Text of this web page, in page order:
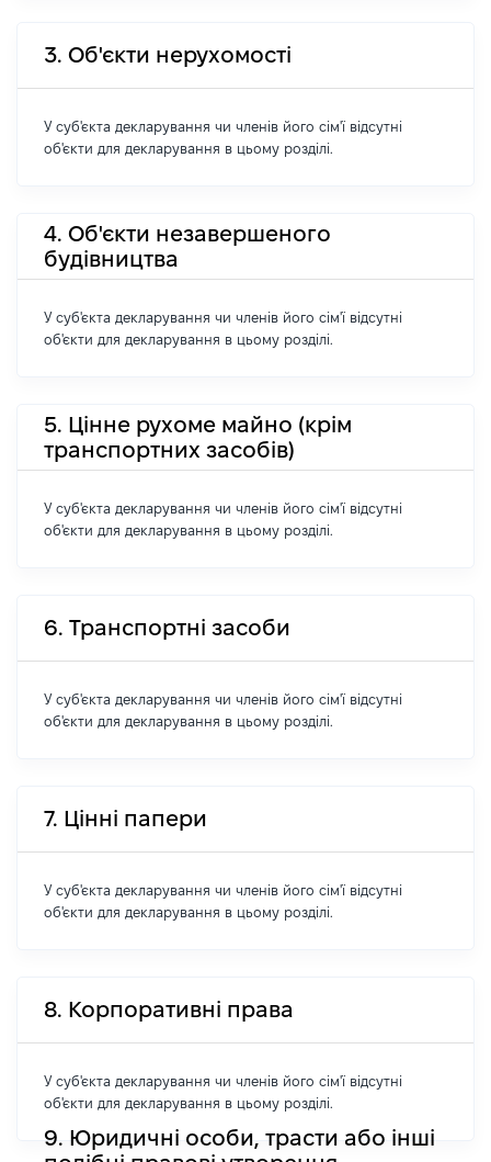
3. Об'єкти нерухомості
У суб'єкта декларування чи членів його сім'ї відсутні
об'єкти для декларування в цьому розділі.
4. Об'єкти незавершеного
будівництва
У суб'єкта декларування чи членів його сім'ї відсутні
об'єкти для декларування в цьому розділі.
5. Цінне рухоме майно (крім
транспортних засобів)
У суб'єкта декларування чи членів його сім'ї відсутні
об'єкти для декларування в цьому розділі.
6. Транспортні засоби
У суб'єкта декларування чи членів його сім'ї відсутні
об'єкти для декларування в цьому розділі.
7. Цінні папери
У суб'єкта декларування чи членів його сім'ї відсутні
об'єкти для декларування в цьому розділі.
8. Корпоративні права
У суб'єкта декларування чи членів його сім'ї відсутні
об'єкти для декларування в цьому розділі.
9. Юридичні особи, трасти або інші